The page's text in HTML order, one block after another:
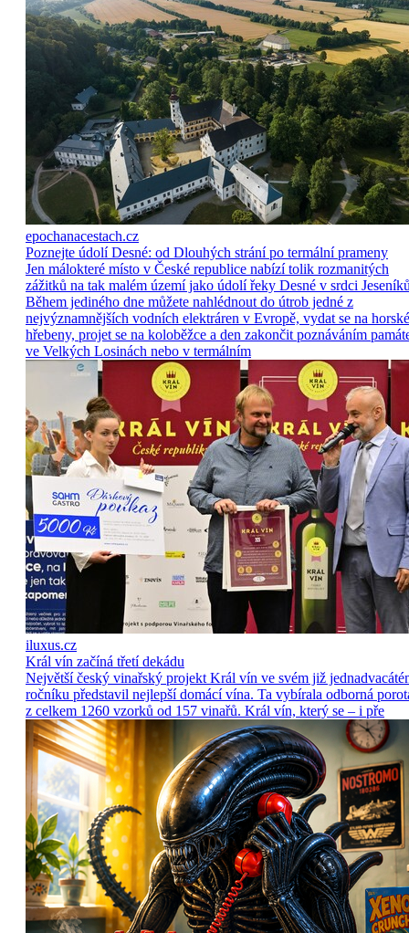
epochanacestach.cz
Poznejte údolí Desné: od Dlouhých strání po termální prameny
Jen málokteré místo v České republice nabízí tolik rozmanitých
zážitků na tak malém území jako údolí řeky Desné v srdci
Během jediného dne můžete nahlédnout do útrob jedné z
nejvýznamnějších vodních elektráren v Evropě, vydat se na horské
hřebeny, projet se na koloběžce a den zakončit poznáváním
ve Velkých Losinách nebo v termálním
iluxus.cz
Král vín začíná třetí dekádu
Největší český vinařský projekt Král vín ve svém již
ročníku představil nejlepší domácí vína. Ta vybírala odborná
z celkem 1260 vzorků od 157 vinařů. Král vín, který se – i pře